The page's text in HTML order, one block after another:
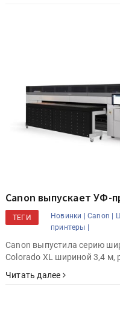
Canon выпускает УФ-
ТЕГИ Новинки | Canon |
принтеры |
Canon выпустила серию
Colorado XL шириной 3,4 м,
Читать далее